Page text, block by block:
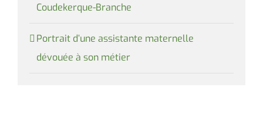
Coudekerque-Branche
Portrait d’une assistante maternelle
dévouée à son métier